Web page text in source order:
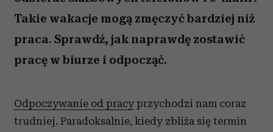
Takie wakacje mogą zmęczyć bardziej niż
praca. Sprawdź, jak naprawdę zostawić
pracę w biurze i odpocząć.
Odpoczywanie od pracy przychodzi nam coraz
trudniej. Paradoksalnie, kiedy zbliża się termin